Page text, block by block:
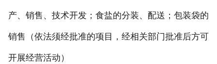
产、销售、技术开发；食盐的分装、配送；包装袋的
销售（依法须经批准的项目，经相关部门批准后方可
开展经营活动）